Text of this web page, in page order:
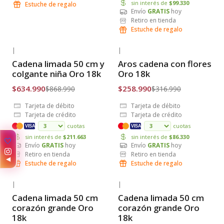
Estuche de regalo sin interés de $99.330
Envío GRATIS hoy
Retiro en tienda
Estuche de regalo
Envío Gratis
|
Cadena limada 50 cm y
colgante niña Oro 18k
$634.990$868.990
Tarjeta de débito
Tarjeta de crédito
VISA
cuotas
sin interés de $211.663
Envío GRATIS hoy
Retiro en tienda
Estuche de regalo
Envío Gratis
|
Aros cadena con flores
Oro 18k
$258.990$316.990
Tarjeta de débito
Tarjeta de crédito
VISA
cuotas
sin interés de $86.330
Envío GRATIS hoy
Retiro en tienda
Estuche de regalo
Envío Gratis
|
Cadena limada 50 cm
corazón grande Oro
18k
Envío Gratis
|
Cadena limada 50 cm
corazón grande Oro
18k
🤍
◀